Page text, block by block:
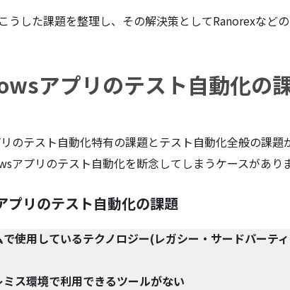
うした課題を整理し、その解決策としてRanorexなど
アプリのテスト自動化の
のテスト自動化特有の課題とテスト自動化全般の課題
アプリのテスト自動化を断念してしまうケースがありま
リのテスト自動化の課題
で使用しているテクノロジー(レガシー・サードパーテ
ミス環境で利用できるツールがない